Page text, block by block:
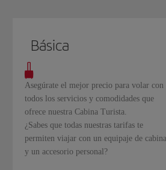
Básica
Asegúrate el mejor precio para volar con
todos los servicios y comodidades que
ofrece nuestra Cabina Turista.
¿Sabes que todas nuestras tarifas te
permiten viajar con un equipaje de cabina
y un accesorio personal?